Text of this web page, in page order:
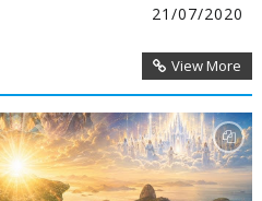
21/07/2020
View More